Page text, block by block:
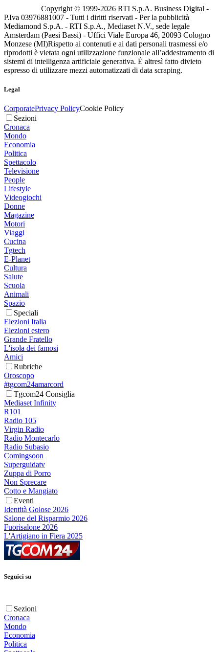
Copyright © 1999-2026 RTI S.p.A. Business Digital -
P.Iva 03976881007 - Tutti i diritti riservati - Per la pubblicità
Mediamond S.p.A. - RTI S.p.A., Mediaset N.V., sede legale
Amsterdam (Paesi Bassi) - Uffici Viale Europa 46, 20093 Cologno
Monzese (MI)Rispetto ai contenuti e ai dati personali trasmessi e/o
riprodotti è vietata ogni utilizzazione funzionale all’addestramento di
sistemi di intelligenza artificiale generativa. È altresì fatto divieto
espresso di utilizzare mezzi automatizzati di data scraping.
Legal
CorporatePrivacy PolicyCookie Policy
Sezioni
Cronaca
Mondo
Economia
Politica
Spettacolo
Televisione
People
Lifestyle
Videogiochi
Donne
Magazine
Motori
Viaggi
Cucina
Tgtech
E-Planet
Cultura
Salute
Scuola
Animali
Spazio
Speciali
Elezioni Italia
Elezioni estero
Grande Fratello
L'isola dei famosi
Amici
Rubriche
Oroscopo
#tgcom24amarcord
Tgcom24 Consiglia
Mediaset Infinity
R101
Radio 105
Virgin Radio
Radio Montecarlo
Radio Subasio
Comingsoon
Superguidatv
Zuppa di Porro
Non Sprecare
Cotto e Mangiato
Eventi
Identità Golose 2026
Salone del Risparmio 2026
Fuorisalone 2026
L'Artigiano in Fiera 2025
Seguici su
Sezioni
Cronaca
Mondo
Economia
Politica